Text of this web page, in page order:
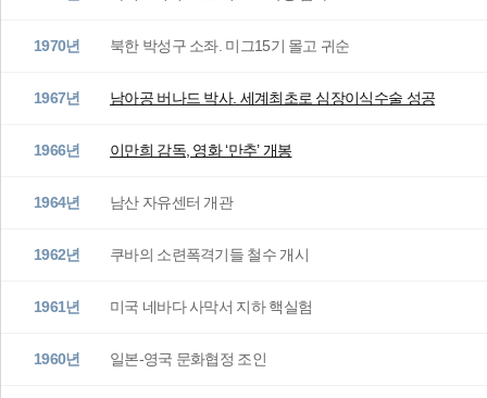
1970년 북한 박성구 소좌. 미그15기 몰고 귀순
1967년 남아공 버나드 박사. 세계최초로 심장이식수술 성공
1966년 이만희 감독, 영화 ‘만추’ 개봉
1964년 남산 자유센터 개관
1962년 쿠바의 소련폭격기들 철수 개시
1961년 미국 네바다 사막서 지하 핵실험
1960년 일본-영국 문화협정 조인